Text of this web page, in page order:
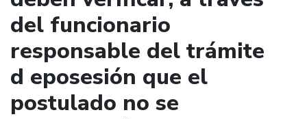
del funcionario
responsable del trámite
d eposesión que el
postulado no se